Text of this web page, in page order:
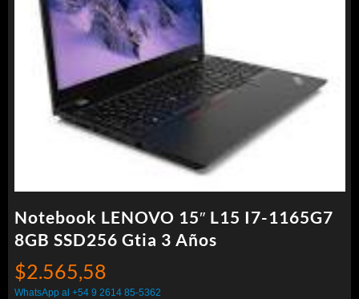
Notebook LENOVO 15″ L15 I7-1165G7
8GB SSD256 Gtia 3 Años
$2.565,58
WhatsApp al +54 9 2614 85-5362